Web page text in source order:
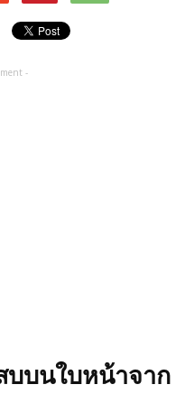
-
บบนใบหน้าจาก